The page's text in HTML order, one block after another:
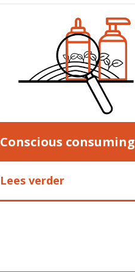
Conscious consuming
Lees verder